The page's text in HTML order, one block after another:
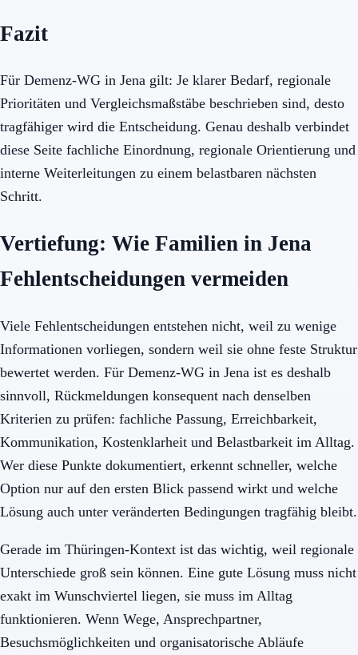
Fazit
Für Demenz-WG in Jena gilt: Je klarer Bedarf, regionale
Prioritäten und Vergleichsmaßstäbe beschrieben sind, desto
tragfähiger wird die Entscheidung. Genau deshalb verbindet
diese Seite fachliche Einordnung, regionale Orientierung und
interne Weiterleitungen zu einem belastbaren nächsten
Schritt.
Vertiefung: Wie Familien in Jena
Fehlentscheidungen vermeiden
Viele Fehlentscheidungen entstehen nicht, weil zu wenige
Informationen vorliegen, sondern weil sie ohne feste Struktur
bewertet werden. Für Demenz-WG in Jena ist es deshalb
sinnvoll, Rückmeldungen konsequent nach denselben
Kriterien zu prüfen: fachliche Passung, Erreichbarkeit,
Kommunikation, Kostenklarheit und Belastbarkeit im Alltag.
Wer diese Punkte dokumentiert, erkennt schneller, welche
Option nur auf den ersten Blick passend wirkt und welche
Lösung auch unter veränderten Bedingungen tragfähig bleibt.
Gerade im Thüringen-Kontext ist das wichtig, weil regionale
Unterschiede groß sein können. Eine gute Lösung muss nicht
exakt im Wunschviertel liegen, sie muss im Alltag
funktionieren. Wenn Wege, Ansprechpartner,
Besuchsmöglichkeiten und organisatorische Abläufe